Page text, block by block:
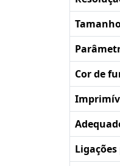
Cor de